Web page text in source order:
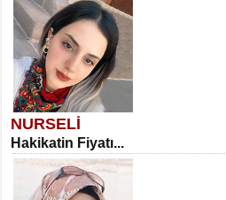
NURSELİ
Hakikatin Fiyatı...